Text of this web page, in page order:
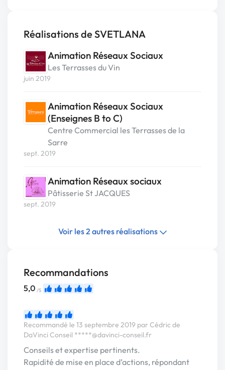
Réalisations de SVETLANA
Animation Réseaux Sociaux
Les Terrasses du Vin
juin 2019
Animation Réseaux Sociaux
(Enseignes B to C)
Centre Commercial les Terrasses de la
Sarre
sept. 2019
Animation Réseaux sociaux
Pâtisserie St JACQUES
sept. 2019
Voir les 2 autres réalisations
Recommandations
5,0 /5
Recommandé le 13 septembre 2019 par Cédric de
DaVinci Conseil *****@davinci-conseil.fr
Conseils et expertise pertinents.
Rapidité de mise en place d’actions, répondant